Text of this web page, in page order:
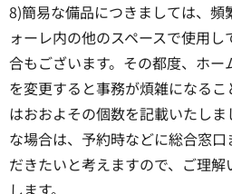
8)簡易な備品につきましては、頻
ォーレ内の他のスペースで使用
合もございます。その都度、ホ
を変更すると事務が煩雑になる
はおおよその個数を記載いたし
な場合は、予約時などに総合窓
だきたいと考えますので、ご理
します。